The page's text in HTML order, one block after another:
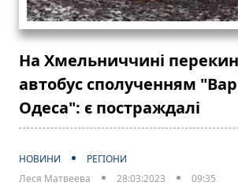
На Хмельниччині
автобус сполученням
Одеса": є постраждалі
НОВИНИ
РЕГІОНИ
Леся Матвеева
28:03:2023 09:35